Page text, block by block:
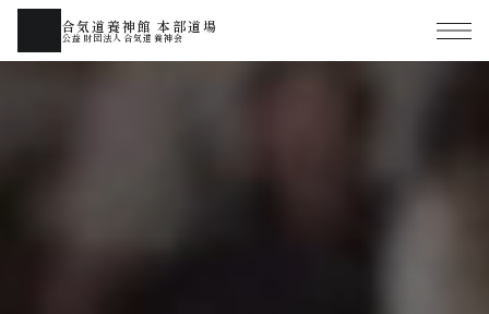
合気道養神館 本部道場
公益財団法人合気道養神会